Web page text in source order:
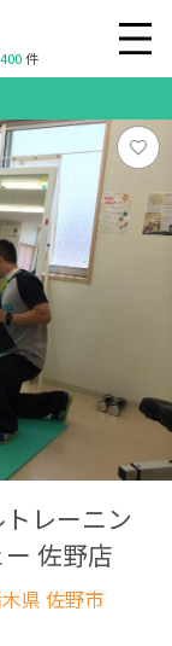
件
レーニン
佐野店
県 佐野市